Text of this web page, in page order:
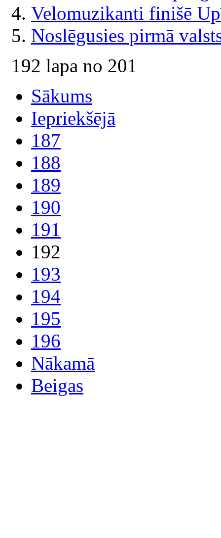
Velomuzikanti finišē
Noslēgusies pirmā
192 lapa no 201
Sākums
Iepriekšējā
187
188
189
190
191
192
193
194
195
196
Nākamā
Beigas